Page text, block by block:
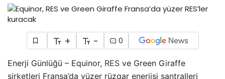
+ - 0
Enerji Günlüğü – Equinor, RES ve Green Giraffe
şirketleri Fransa’da yüzer rüzgar enerjisi santralleri